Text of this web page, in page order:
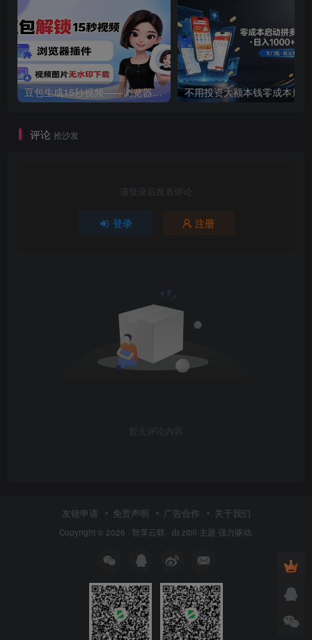
豆包生成15秒视频——浏览器插件：豆包/Dola 视频图片无水印下载 + 解锁15秒视频生成
评论 抢沙发
请登录后发表评论
登录 注册
暂无评论内容
友链申请 免责声明 广告合作 关于我们
Copyright © 2026 · 智享云联 · 由 zibll 主题 强力驱动.